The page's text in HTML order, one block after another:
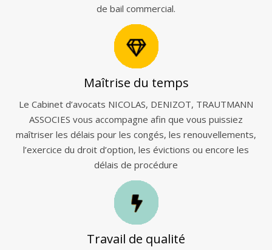
de bail commercial.
Maîtrise du temps
Le Cabinet d’avocats NICOLAS, DENIZOT, TRAUTMANN
ASSOCIES vous accompagne afin que vous puissiez
maîtriser les délais pour les congés, les renouvellements,
l’exercice du droit d’option, les évictions ou encore les
délais de procédure
Travail de qualité